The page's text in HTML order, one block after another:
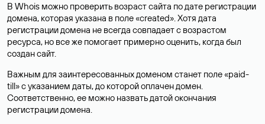
В Whois можно проверить возраст сайта по дате регистрации
домена, которая указана в поле «created». Хотя дата
регистрации домена не всегда совпадает с возрастом
ресурса, но все же помогает примерно оценить, когда был
создан сайт.
Важным для заинтересованных доменом станет поле «paid-
till» с указанием даты, до которой оплачен домен.
Соответственно, ее можно назвать датой окончания
регистрации домена.